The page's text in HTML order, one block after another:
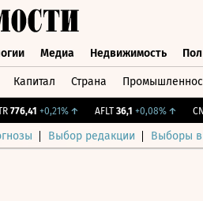
Медиа Недвижимость
Капитал Страна
776,41 +0,21%↑ AFLT 36,1 +0,08%↑
Выбор редакции Выборы в